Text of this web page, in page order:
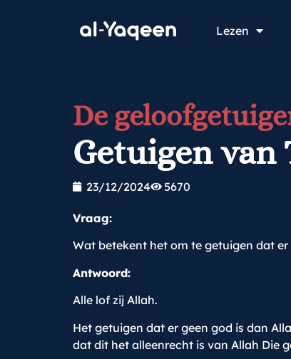
Lezen
De
Getuigen van
23/12/2024 5670
Vraag:
Wat betekent het om te getuigen dat
Antwoord:
Alle lof zij Allah.
Het getuigen dat er geen god is dan
dat dit het alleenrecht is van Allah Die